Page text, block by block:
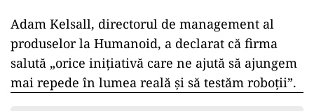
Adam Kelsall, directorul de management al
produselor la Humanoid, a declarat că firma
salută „orice inițiativă care ne ajută să ajungem
mai repede în lumea reală și să testăm roboții”.